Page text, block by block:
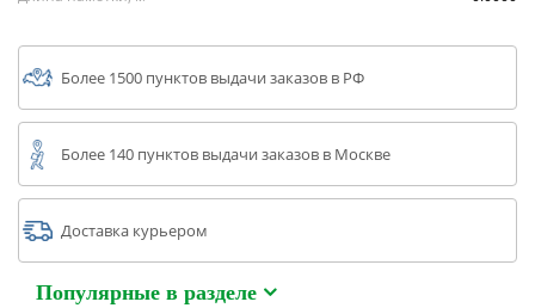
Более 1500 пунктов выдачи заказов в РФ
Более 140 пунктов выдачи заказов в Москве
Доставка курьером
Популярные в разделе